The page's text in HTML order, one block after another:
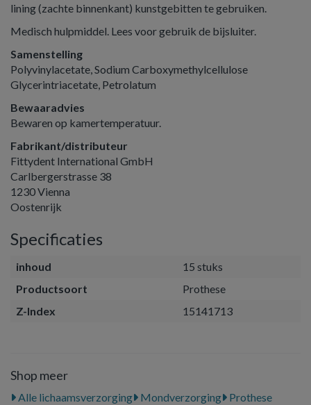
lining (zachte binnenkant) kunstgebitten te gebruiken.
Medisch hulpmiddel. Lees voor gebruik de bijsluiter.
Samenstelling
Polyvinylacetate, Sodium Carboxymethylcellulose
Glycerintriacetate, Petrolatum
Bewaaradvies
Bewaren op kamertemperatuur.
Fabrikant/distributeur
Fittydent International GmbH
Carlbergerstrasse 38
1230 Vienna
Oostenrijk
Specificaties
inhoud
15 stuks
Productsoort
Prothese
Z-Index
15141713
Shop meer
Alle lichaamsverzorging Mondverzorging
Prothese